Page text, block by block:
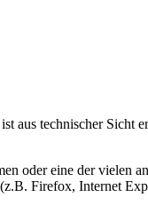
aus technischer Sicht
oder eine der vielen
Firefox, Internet